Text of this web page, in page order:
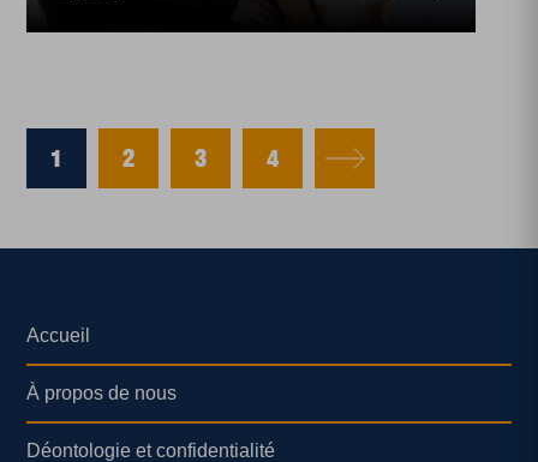
1 2 3 4
Accueil
À propos de nous
Déontologie et confidentialité